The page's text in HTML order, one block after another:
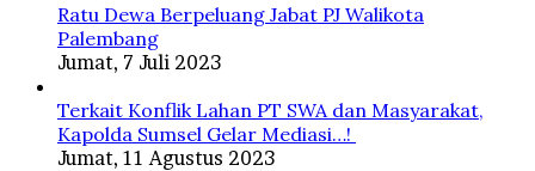
Ratu Dewa Berpeluang Jabat PJ Walikota
Palembang
Jumat, 7 Juli 2023
Terkait Konflik Lahan PT SWA dan Masyarakat,
Kapolda Sumsel Gelar Mediasi…!
Jumat, 11 Agustus 2023